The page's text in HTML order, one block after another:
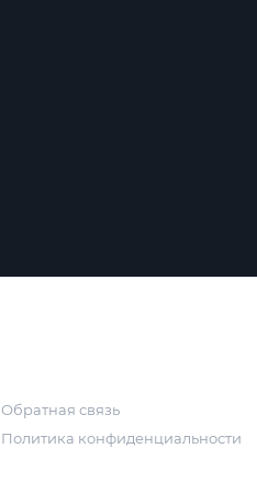
Обратная связь
Политика конфиденциальности